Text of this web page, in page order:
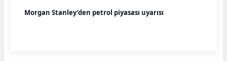
Morgan Stanley’den petrol piyasası uyarısı